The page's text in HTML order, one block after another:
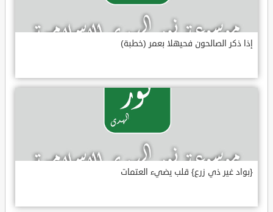
إذا ذكر الصالحون فحيهلا بعمر (خطبة)
{بواد غير ذي زرع} قلب يضيء العتمات